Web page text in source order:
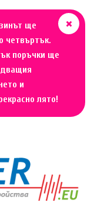
ще
четвъртък.
поръчки ще
и
лято!